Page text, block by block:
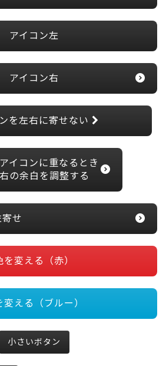
アイコン左
アイコン右
を左右に寄せない
イコンに重なるとき
の余白を調整する
せ
を変える（赤）
変える（ブルー）
小さいボタン